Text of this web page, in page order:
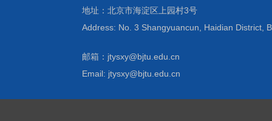
地址：北京市海淀区上园村3号
Address: No. 3 Shangyuancun, Haidian District,
邮箱：jtysxy@bjtu.edu.cn
Email: jtysxy@bjtu.edu.cn